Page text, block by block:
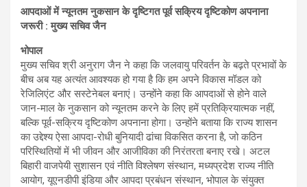
आपदाओं में न्यूनतम नुकसान के दृष्टिगत पूर्व सक्रिय दृष्टिकोण अपनाना
जरूरी : मुख्य सचिव जैन
भोपाल
मुख्य सचिव श्री अनुराग जैन ने कहा कि जलवायु परिवर्तन के बढ़ते प्रभावों के
बीच अब यह अत्यंत आवश्यक हो गया है कि हम अपने विकास मॉडल को
रेजिलिएंट और सस्टेनेबल बनाएं। उन्होंने कहा कि आपदाओं से होने वाले
जान-माल के नुकसान को न्यूनतम करने के लिए हमें प्रतिक्रियात्मक नहीं,
बल्कि पूर्व-सक्रिय दृष्टिकोण अपनाना होगा। उन्होंने बताया कि राज्य शासन
का उद्देश्य ऐसा आपदा-रोधी बुनियादी ढांचा विकसित करना है, जो कठिन
परिस्थितियों में भी जीवन और आजीविका की निरंतरता बनाए रखे। अटल
बिहारी वाजपेयी सुशासन एवं नीति विश्लेषण संस्थान, मध्यप्रदेश राज्य नीति
आयोग, यूएनडीपी इंडिया और आपदा प्रबंधन संस्थान, भोपाल के संयुक्त